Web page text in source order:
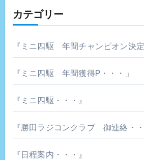
カテゴリー
『ミニ四駆 年間チャンピオン決定
『ミニ四駆 年間獲得P・・・」
『ミニ四駆・・・』
『勝田ラジコンクラブ 御連絡・・
『日程案内・・・』